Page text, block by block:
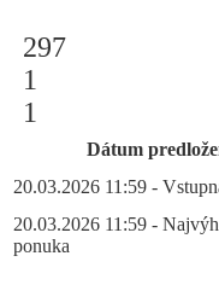
297
1
1
Dátum
20.03.2026 11:59 -
20.03.2026 11:59 -
ponuka